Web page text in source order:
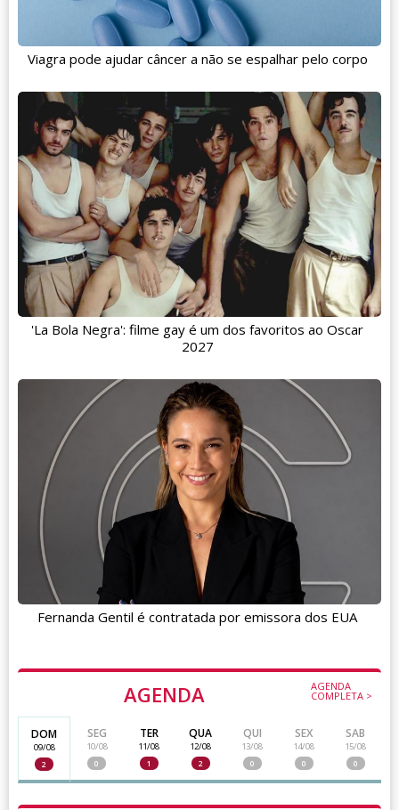
AGENDA AGENDA
COMPLETA >
DOM
09/08
2
SEG
10/08
0
TER
11/08
1
QUA
12/08
2
QUI
13/08
0
SEX
14/08
0
SAB
15/08
0
Viagra pode ajudar câncer a não se espalhar pelo corpo
'La Bola Negra': filme gay é um dos favoritos ao Oscar
2027
Fernanda Gentil é contratada por emissora dos EUA